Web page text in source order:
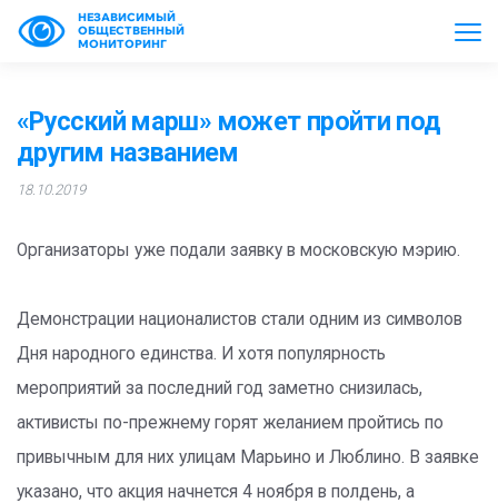
НЕЗАВИСИМЫЙ
ОБЩЕСТВЕННЫЙ
МОНИТОРИНГ
«Русский марш» может пройти под
другим названием
18.10.2019
Организаторы уже подали заявку в московскую мэрию.
Демонстрации националистов стали одним из символов
Дня народного единства. И хотя популярность
мероприятий за последний год заметно снизилась,
активисты по-прежнему горят желанием пройтись по
привычным для них улицам Марьино и Люблино. В заявке
указано, что акция начнется 4 ноября в полдень, а